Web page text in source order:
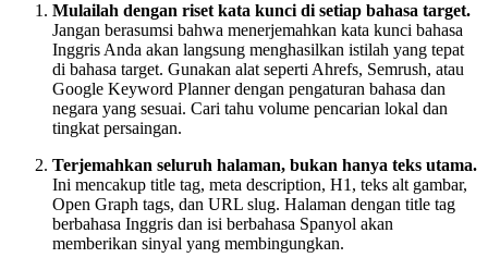
Mulailah dengan riset kata kunci di setiap bahasa target.
Jangan berasumsi bahwa menerjemahkan kata kunci bahasa
Inggris Anda akan langsung menghasilkan istilah yang tepat
di bahasa target. Gunakan alat seperti Ahrefs, Semrush, atau
Google Keyword Planner dengan pengaturan bahasa dan
negara yang sesuai. Cari tahu volume pencarian lokal dan
tingkat persaingan.
Terjemahkan seluruh halaman, bukan hanya teks utama.
Ini mencakup title tag, meta description, H1, teks alt gambar,
Open Graph tags, dan URL slug. Halaman dengan title tag
berbahasa Inggris dan isi berbahasa Spanyol akan
memberikan sinyal yang membingungkan.